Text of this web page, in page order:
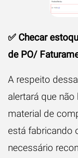
✅ Checar
de PO/
A respeito
alertará que
material de
está fabricando
necessário